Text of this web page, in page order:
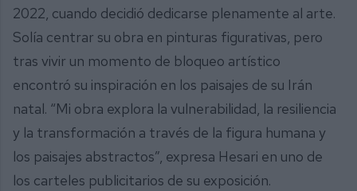
2022, cuando decidió dedicarse plenamente al arte.
Solía centrar su obra en pinturas figurativas, pero
tras vivir un momento de bloqueo artístico
encontró su inspiración en los paisajes de su Irán
natal. “Mi obra explora la vulnerabilidad, la resiliencia
y la transformación a través de la figura humana y
los paisajes abstractos”, expresa Hesari en uno de
los carteles publicitarios de su exposición.